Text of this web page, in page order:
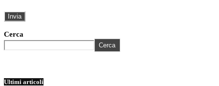
Cerca
Cerca
Ultimi articoli